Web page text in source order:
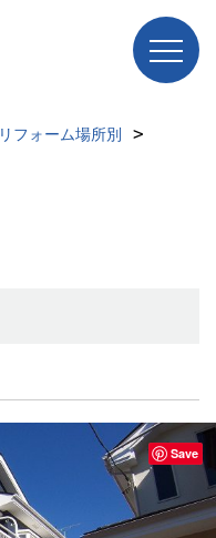
リフォーム場所別
Save